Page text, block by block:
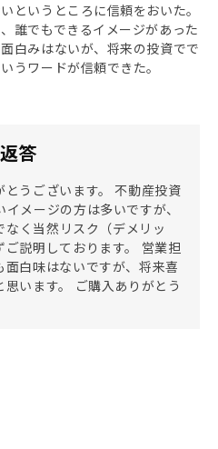
というところに信頼をおいた。
誰でもできるイメージがあった
白みはないが、将来の投資でで
うワードが信頼できた。
答
うございます。 不動産投資
メージの方は多いですが、
なく当然リスク（デメリッ
ご説明しております。 営業担
白味はないですが、将来喜
います。 ご購入ありがとう